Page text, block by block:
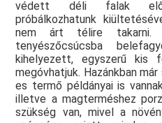
védett déli falak
próbálkozhatunk
nem árt télire takarni.
tenyészőcsúcsba
kihelyezett, egyszerű kis
megóvhatjuk. Hazánkban
es termő példányai is
illetve a magterméshez
szükség van, mivel a